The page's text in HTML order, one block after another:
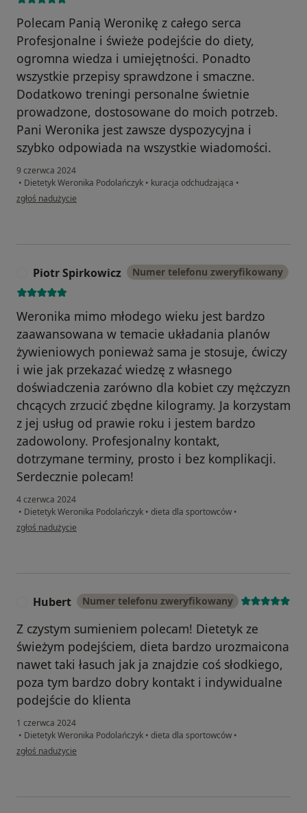
Polecam Panią Weronikę z całego serca
Profesjonalne i świeże podejście do diety,
ogromna wiedza i umiejętności. Ponadto
wszystkie przepisy sprawdzone i smaczne.
Dodatkowo treningi personalne świetnie
prowadzone, dostosowane do moich potrzeb.
Pani Weronika jest zawsze dyspozycyjna i
szybko odpowiada na wszystkie wiadomości.
9 czerwca 2024
• Dietetyk Weronika Podolańczyk • kuracja odchudzająca •
w opinii użytkownika Joanna Miedzińska
zgłoś nadużycie
Piotr Spirkowicz Numer telefonu zweryfikowany
Weronika mimo młodego wieku jest bardzo
zaawansowana w temacie układania planów
żywieniowych ponieważ sama je stosuje, ćwiczy
i wie jak przekazać wiedzę z własnego
doświadczenia zarówno dla kobiet czy mężczyzn
chcących zrzucić zbędne kilogramy. Ja korzystam
z jej usług od prawie roku i jestem bardzo
zadowolony. Profesjonalny kontakt,
dotrzymane terminy, prosto i bez komplikacji.
Serdecznie polecam!
4 czerwca 2024
• Dietetyk Weronika Podolańczyk • dieta dla sportowców •
w opinii użytkownika Piotr Spirkowicz
zgłoś nadużycie
Hubert Numer telefonu zweryfikowany
Z czystym sumieniem polecam! Dietetyk ze
świeżym podejściem, dieta bardzo urozmaicona
nawet taki łasuch jak ja znajdzie coś słodkiego,
poza tym bardzo dobry kontakt i indywidualne
podejście do klienta
1 czerwca 2024
• Dietetyk Weronika Podolańczyk • dieta dla sportowców •
w opinii użytkownika Hubert
zgłoś nadużycie